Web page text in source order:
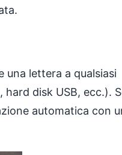
una lettera a qualsiasi
disk USB, ecc.).
automatica con